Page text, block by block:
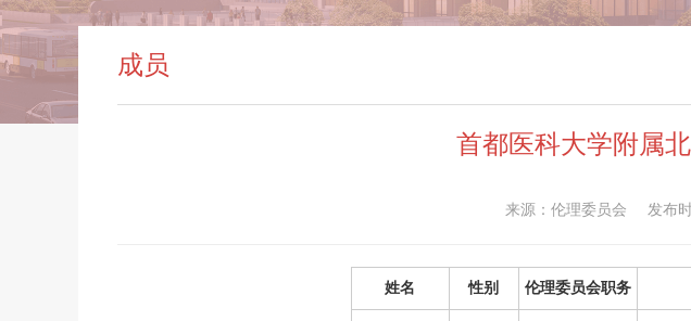
成员
首都医科大学附属
来源：伦理委员会 发布
姓名 性别 伦理委员会职务